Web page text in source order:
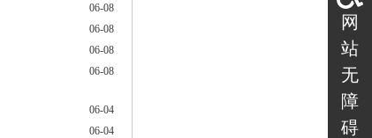
06-08
06-08
06-08
06-08
06-04
06-04
网
站
无
障
碍